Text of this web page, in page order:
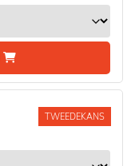
TWEEDEKANS